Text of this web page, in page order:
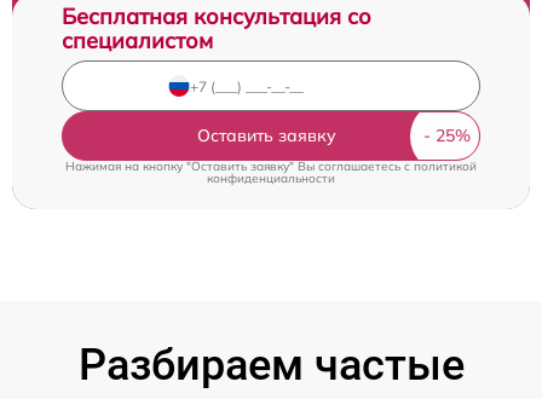
Бесплатная консультация со
специалистом
Оставить заявку
Нажимая на кнопку "Оставить заявку" Вы соглашаетесь c политикой
конфиденциальности
Разбираем частые